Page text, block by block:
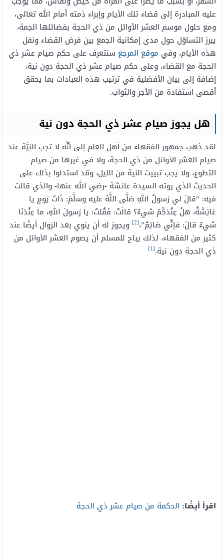
عليه المبادرة إلى قضاء تلك الأيام وإبراء ذمته أمام الله تعالى،
ومع حلول موسم العشر الأوائل من ذي الحجة بفضائلها الجمة،
يبرز التساؤل حول مدى إمكانية الجمع بين فرض القضاء ونفل
هذه الأيام، وفي موقع المرجع سنتعرف على حكم صيام عشر ذي
الحجة مع القضاء، وعلى حكم صيام عشر ذي الحجة دون نية،
إضافة إلى بيان الأفضلية في ترتيب هذه العبادات بما يحقق
أقصى استفادة من الأجر والثواب.
هل يجوز صيام عشر ذي الحجة دون نية
لقد ذهب جمهور الفقهاء من أهل العلم إلى أنَّه لا تجب النيَّة عند
صيام العشر الأوائل من ذي الحجة، ولا في غيرها من صيام
التطوع، ولا يجب تبييت النية من الليل، وقد استدلوا بذلك على
الحديث الذي روته السيدة عائشة -رضي الله عنها- والذي قالت
فيه: “قالَ لي رَسولُ اللهِ صَلَّى اللَّهُ عليه وسلَّمَ: ذَاتَ يَومٍ يا
عَائِشَةُ، هلْ عِنْدَكُمْ شيءٌ؟ قالَتْ: فَقُلتُ: يا رَسولَ اللهِ، ما عِنْدَنَا
شيءٌ قالَ: فإنِّي صَائِمٌ”،[2]
ويجوز له أن ينوي بعد الزوال أيضًا عند
كثير من الفقهاء، لذلك يباح للمسلم أن يصوم العشر الأوائل من
ذي الحجة دون نية.[1]
اقرأ أيضًا: الحكمة من صيام عشر ذي الحجة